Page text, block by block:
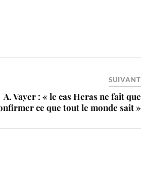
SUIVANT
A. Vayer : « le cas Heras ne fait que
ce que tout le monde sait »